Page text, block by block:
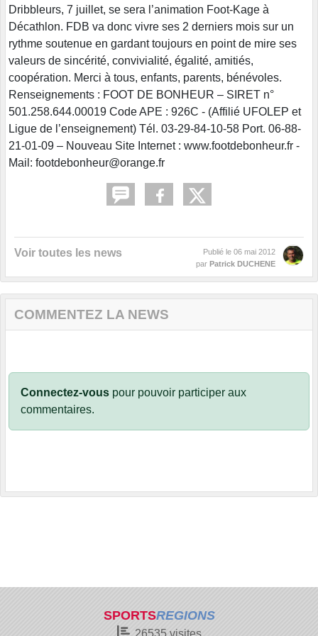
Dribbleurs, 7 juillet, se sera l’animation Foot-Kage à
Décathlon. FDB va donc vivre ses 2 derniers mois sur un
rythme soutenue en gardant toujours en point de mire ses
valeurs de sincérité, convivialité, égalité, amitiés,
coopération. Merci à tous, enfants, parents, bénévoles.
Renseignements : FOOT DE BONHEUR – SIRET n°
501.258.644.00019 Code APE : 926C - (Affilié UFOLEP et
Ligue de l’enseignement) Tél. 03-29-84-10-58 Port. 06-88-
21-01-09 – Nouveau Site Internet : www.footdebonheur.fr -
Mail: footdebonheur@orange.fr
Voir toutes les news Publié le 06 mai 2012
par Patrick DUCHENE
COMMENTEZ LA NEWS
Connectez-vous pour pouvoir participer aux
commentaires.
SPORTSREGIONS
26535visites